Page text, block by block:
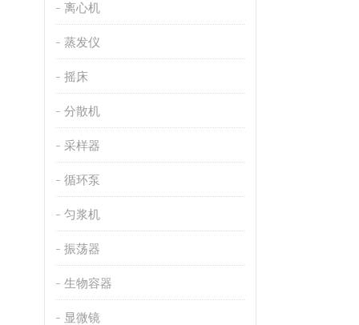
离心机
蒸发仪
摇床
分散机
采样器
循环泵
匀浆机
振荡器
生物容器
显微镜